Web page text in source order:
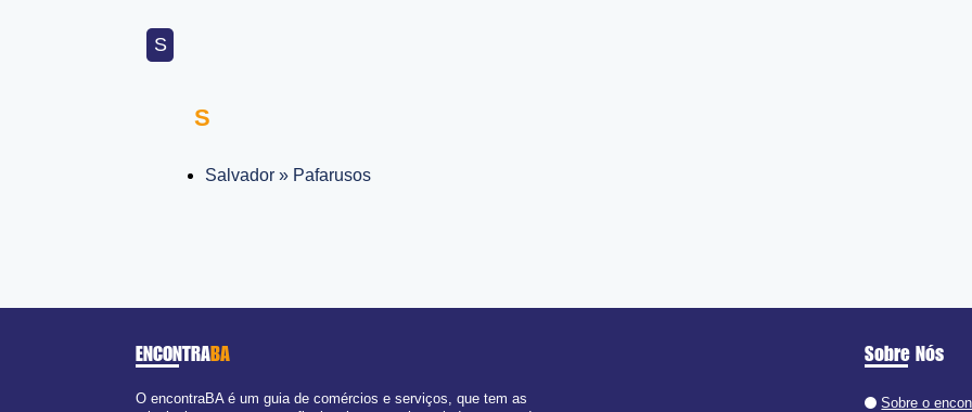
S
S
Salvador » Pafarusos
ENCONTRABA
O encontraBA é um guia de comércios e serviços, que tem as
Sobre Nós
Sobre o